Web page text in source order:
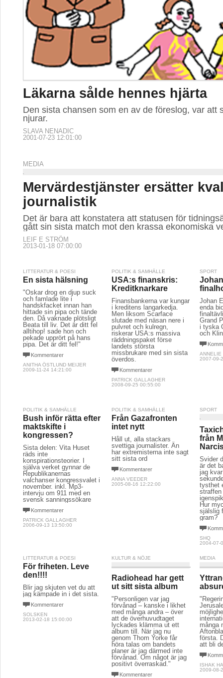
Läkarna sålde hennes hjärta
Den sista chansen som en av de föreslog, var att
njurar.
SLAVA NENADIC
2001-07-23 12:01:00
MEDIA
Mervärdestjänster ersätter
journalistik
Det är bara att konstatera att statusen för
gått sin sista match mot den krassa ekonomiska
LEIF E STRÖM
2013-01-18 07:00:00
LITTERATUR & POESI
En sista hälsning
"Oskar drog en djup suck
och famlade lite i
handskfacket innan han
hittade sin pipa och tände
den. Då vaknade plötsligt
Beata till liv. Det är ditt fel
alltihop! sade hon och
pekade upprört på hans
pipa. Det är ditt fel!"
Kommentarer
ANITHA ÖSTLUND MEIJER
2009-11-24 14:21:00
POLITIK & SAMHÄLLE
USA:s finanskris:
Kreditknarkare
Finansbankerna var kungar
i kreditens langarkedja.
Men liksom Scarface
slutade med näsan nere i
pulvret och kulregn,
riskerar USA:s massiva
räddningspaket förse
landets största
missbrukare med sin sista
överdos.
Kommentarer
PATRICK GALLAGHER
2008-09-25 00:55:00
SPORT
Johan
enda
Grand
i tyska
och
ANNELIE
2007-09-
POLITIK & SAMHÄLLE
Bush inför rätta efter
maktskifte i
kongressen?
Sista delen: Vita Huset
räds inte
konspirationsteorier. I
själva verket gynnar de
Republikanernas
valchanser kongressvalet i
november. inkl. Mp3-
intervju om 911 med en
svensk sanningssökare
Kommentarer
PATRICK GALLAGHER
2006-09-13 13:50:00
POLITIK & SAMHÄLLE
Från Gazafronten
intet nytt
Håll ut, alla stackars
svettiga journalister. Än
har extremisterna inte sagt
sitt sista ord
Kommentarer
ANNA VEEDER
2005-08-16 12:22:00
SPORT
från
Svider
är det
jag
tysthet
Hur
själslig
gram?
SHQ
2004-07-
LITTERATUR & POESI
För friheten. Leve
den!!!!
Blir jag skjuten vet du att
jag kämpade in i det sista.
Kommentarer
SOLSKEN
2013-02-18 15:00:00
KULTUR & NÖJE
Radiohead har gett
ut sitt sista album
"Personligen var jag
förvånad – kanske i likhet
med många andra – över
att de överhuvudtaget
lyckades klämma ut ett
album till. När jag nu
genom Thom Yorke får
höra talas om bandets
planer är jag därmed inte
förvånad. Om något är jag
positivt överraskad."
Kommentarer
MEDIA
många
första.
att bli
ISHAK
2009-08-